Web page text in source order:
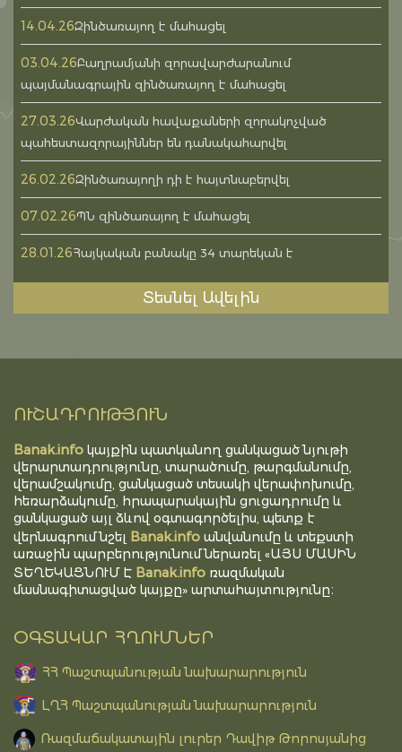
14.04.26Զինծառայող է մահացել
03.04.26Բաղրամյանի զորավարժարանում
պայմանագրային զինծառայող է մահացել
27.03.26Վարժական հավաքաների զորակոչված
պահեստազորայիններ են դանակահարվել
26.02.26Զինծառայողի դի է հայտնաբերվել
07.02.26ՊՆ զինծառայող է մահացել
28.01.26Հայկական բանակը 34 տարեկան է
Տեսնել Ավելին
ՈՒՇԱԴՐՈՒԹՅՈՒՆ
Banak.info կայքին պատկանող ցանկացած նյութի
վերարտադրությունը, տարածումը, թարգմանումը,
վերամշակումը, ցանկացած տեսակի վերափոխումը,
հեռարձակումը, հրապարակային ցուցադրումը և
ցանկացած այլ ձևով օգտագործելիս, պետք է
վերնագրում նշել Banak.info անվանումը և տեքստի
առաջին պարբերությունում ներառել «ԱՅՍ ՄԱՍԻՆ
ՏԵՂԵԿԱՑՆՈՒՄ Է Banak.info ռազմական
մասնագիտացված կայքը» արտահայտությունը։
ՕԳՏԱԿԱՐ ՀՂՈՒՄՆԵՐ
ՀՀ Պաշտպանության նախարարություն
ԼՂՀ Պաշտպանության նախարարություն
Ռազմաճակատային լուրեր Դավիթ Թորոսյանից